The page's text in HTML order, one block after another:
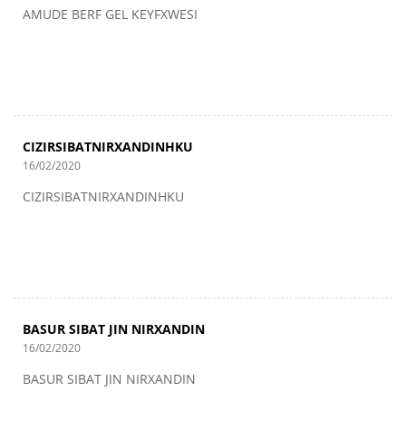
AMUDE BERF GEL KEYFXWESI
CIZIRSIBATNIRXANDINHKU
16/02/2020
CIZIRSIBATNIRXANDINHKU
BASUR SIBAT JIN NIRXANDIN
16/02/2020
BASUR SIBAT JIN NIRXANDIN